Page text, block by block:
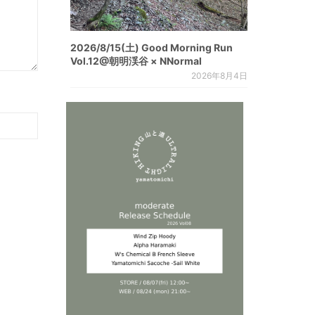
2026/8/15(土) Good Morning Run
Vol.12@朝明渓谷 × NNormal
2026年8月4日